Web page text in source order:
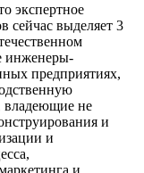
экспертное
сейчас выделяет 3
инженеры-
предприятиях,
владеющие не
и
и
и